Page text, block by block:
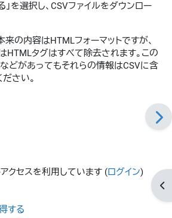
ブ
」を選択し、CSVファイルをダウンロー
来の内容はHTMLフォーマットですが、
HTMLタグはすべて除去されます。この
どがあってもそれらの情報はCSVに含
さい。
クセスを利用しています (ログイン)
する